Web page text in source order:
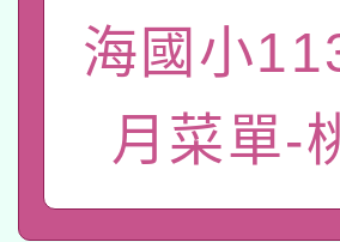
年度健康促
業成長研習
原住民族教
轉知教育部
新北市政府
師專業成長
函轉國立臺
族語言臺北
「族語學習
轉知有關國
文教學共融
教育部國民
海國小
月菜單-